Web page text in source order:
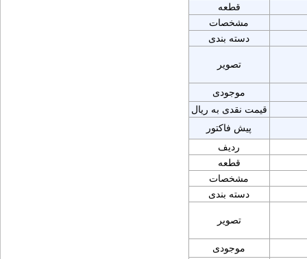
قطعه
مشخصات
دسته بندی
تصویر
موجودی
قیمت نقدی به ریال
پیش فاکتور
ردیف
قطعه
مشخصات
دسته بندی
تصویر
موجودی